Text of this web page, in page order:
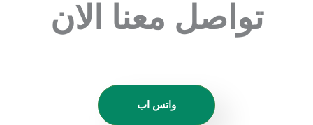
تواصل معنا الان
واتس اب